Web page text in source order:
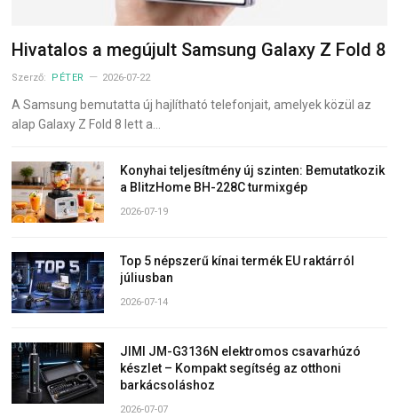
Hivatalos a megújult Samsung Galaxy Z Fold 8
Szerző: PÉTER 2026-07-22
A Samsung bemutatta új hajlítható telefonjait, amelyek közül az
alap Galaxy Z Fold 8 lett a…
Konyhai teljesítmény új szinten: Bemutatkozik
a BlitzHome BH-228C turmixgép
2026-07-19
Top 5 népszerű kínai termék EU raktárról
júliusban
2026-07-14
JIMI JM-G3136N elektromos csavarhúzó
készlet – Kompakt segítség az otthoni
barkácsoláshoz
2026-07-07